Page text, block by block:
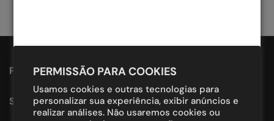
PERMISSÃO PARA COOKIES
Usamos cookies e outras tecnologias para
personalizar sua experiência, exibir anúncios e
realizar análises. Não usaremos cookies ou
PROUDLY DESIGNED IN BRAZIL.
SUPORTE